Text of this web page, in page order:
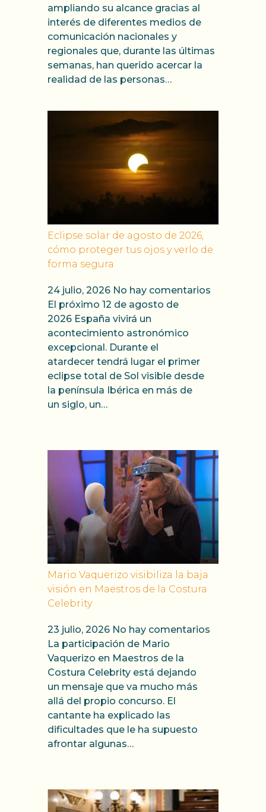
ampliando su alcance gracias al
interés de diferentes medios de
comunicación nacionales y
regionales que, durante las últimas
semanas, han querido acercar la
realidad de las personas…
Eclipse solar de agosto de 2026,
cómo proteger tus ojos y verlo de
forma segura
24 julio, 2026 No hay comentarios
El próximo 12 de agosto de
2026 España vivirá un
acontecimiento astronómico
excepcional. Durante el
atardecer tendrá lugar el primer
eclipse total de Sol visible desde
la península Ibérica en más de
un siglo, un…
Mario Vaquerizo visibiliza la baja
visión en Maestros de la Costura
Celebrity
23 julio, 2026 No hay comentarios
La participación de Mario
Vaquerizo en Maestros de la
Costura Celebrity está dejando
un mensaje que va mucho más
allá del propio concurso. El
cantante ha explicado las
dificultades que le ha supuesto
afrontar algunas…